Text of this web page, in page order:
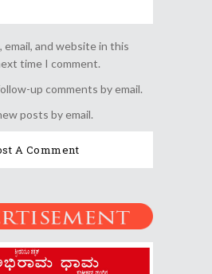
email, and website in this
time I comment.
up comments by email.
posts by email.